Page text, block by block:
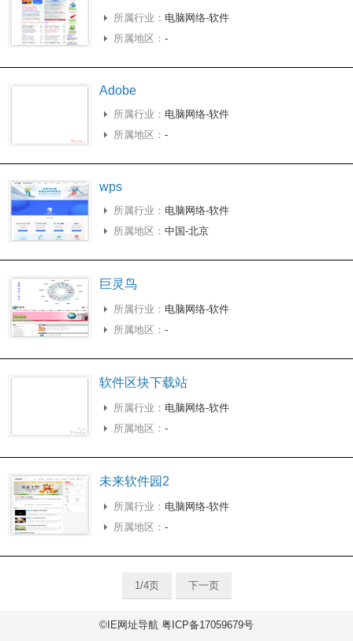
所属行业： 电脑网络-软件
所属地区： -
Adobe
所属行业： 电脑网络-软件
所属地区： -
wps
所属行业： 电脑网络-软件
所属地区： 中国-北京
巨灵鸟
所属行业： 电脑网络-软件
所属地区： -
软件区块下载站
所属行业： 电脑网络-软件
所属地区： -
未来软件园2
所属行业： 电脑网络-软件
所属地区： -
1/4页 下一页
©IE网址导航 粤ICP备17059679号